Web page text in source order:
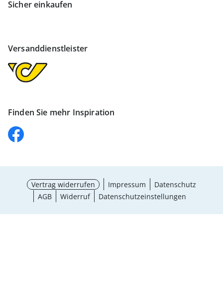
Sicher einkaufen
Versanddienstleister
Finden Sie mehr Inspiration
Vertrag widerrufen Impressum
Datenschutz
AGB
Widerruf Datenschutzeinstellungen